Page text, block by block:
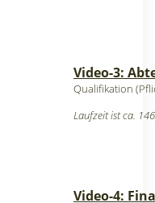
Video-3:
Qualifikation
Laufzeit ist ca.
Video-4: